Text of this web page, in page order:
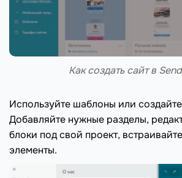
Как создать сайт в
Используйте шаблоны или
Добавляйте нужные разделы,
блоки под свой проект,
элементы.